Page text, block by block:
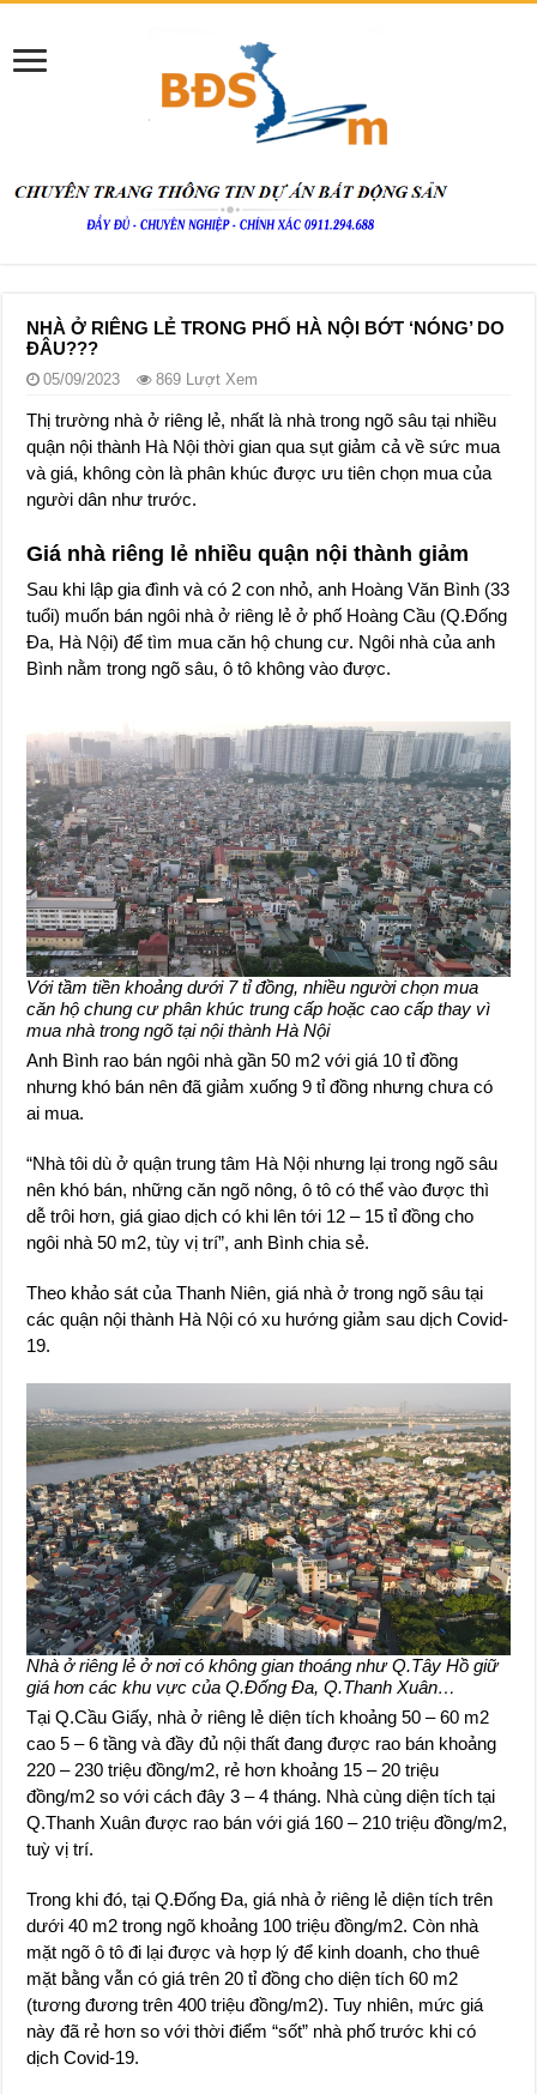
NHÀ Ở RIÊNG LẺ TRONG PHỐ HÀ NỘI BỚT ‘NÓNG’ DO
ĐÂU???
05/09/2023 869 Lượt Xem
Thị trường nhà ở riêng lẻ, nhất là nhà trong ngõ sâu tại nhiều
quận nội thành Hà Nội thời gian qua sụt giảm cả về sức mua
và giá, không còn là phân khúc được ưu tiên chọn mua của
người dân như trước.
Giá nhà riêng lẻ nhiều quận nội thành giảm
Sau khi lập gia đình và có 2 con nhỏ, anh Hoàng Văn Bình (33
tuổi) muốn bán ngôi nhà ở riêng lẻ ở phố Hoàng Cầu (Q.Đống
Đa, Hà Nội) để tìm mua căn hộ chung cư. Ngôi nhà của anh
Bình nằm trong ngõ sâu, ô tô không vào được.
Với tầm tiền khoảng dưới 7 tỉ đồng, nhiều người chọn mua
căn hộ chung cư phân khúc trung cấp hoặc cao cấp thay vì
mua nhà trong ngõ tại nội thành Hà Nội
Anh Bình rao bán ngôi nhà gần 50 m2 với giá 10 tỉ đồng
nhưng khó bán nên đã giảm xuống 9 tỉ đồng nhưng chưa có
ai mua.
“Nhà tôi dù ở quận trung tâm Hà Nội nhưng lại trong ngõ sâu
nên khó bán, những căn ngõ nông, ô tô có thể vào được thì
dễ trôi hơn, giá giao dịch có khi lên tới 12 – 15 tỉ đồng cho
ngôi nhà 50 m2, tùy vị trí”, anh Bình chia sẻ.
Theo khảo sát của Thanh Niên, giá nhà ở trong ngõ sâu tại
các quận nội thành Hà Nội có xu hướng giảm sau dịch Covid-
19.
Nhà ở riêng lẻ ở nơi có không gian thoáng như Q.Tây Hồ giữ
giá hơn các khu vực của Q.Đống Đa, Q.Thanh Xuân…
Tại Q.Cầu Giấy, nhà ở riêng lẻ diện tích khoảng 50 – 60 m2
cao 5 – 6 tầng và đầy đủ nội thất đang được rao bán khoảng
220 – 230 triệu đồng/m2, rẻ hơn khoảng 15 – 20 triệu
đồng/m2 so với cách đây 3 – 4 tháng. Nhà cùng diện tích tại
Q.Thanh Xuân được rao bán với giá 160 – 210 triệu đồng/m2,
tuỳ vị trí.
Trong khi đó, tại Q.Đống Đa, giá nhà ở riêng lẻ diện tích trên
dưới 40 m2 trong ngõ khoảng 100 triệu đồng/m2. Còn nhà
mặt ngõ ô tô đi lại được và hợp lý để kinh doanh, cho thuê
mặt bằng vẫn có giá trên 20 tỉ đồng cho diện tích 60 m2
(tương đương trên 400 triệu đồng/m2). Tuy nhiên, mức giá
này đã rẻ hơn so với thời điểm “sốt” nhà phố trước khi có
dịch Covid-19.